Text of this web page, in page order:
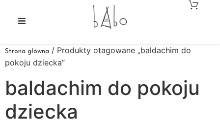
Strona główna / Produkty otagowane „baldachim do
pokoju dziecka”
baldachim do pokoju
dziecka